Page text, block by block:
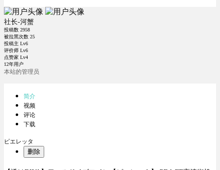
社长-河蟹
投稿数 2958
被拉黑次数 25
投稿主 Lv6
评价师 Lv6
点赞家 Lv4
12年用户
本站的管理员
简介
视频
评论
下载
ピエレッタ
删除